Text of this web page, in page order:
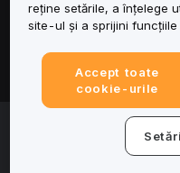
Produse
Juridic
© 2025-2026 Bybit.eu.
Condițiile de utilizare a
reține setările, a înțelege
site-ul și a sprijini
Accept toate
cookie-urile